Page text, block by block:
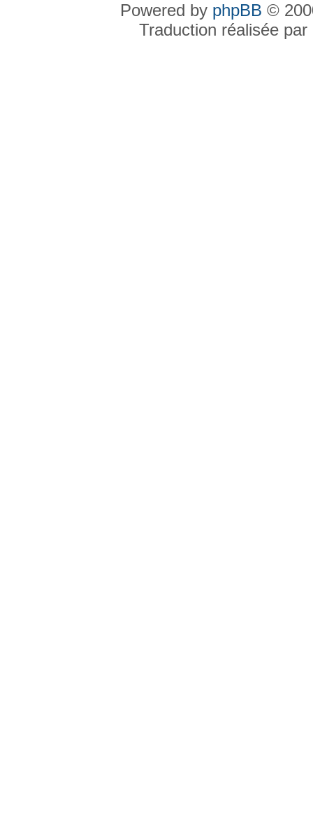
Powered by phpBB ©
Traduction réalisée par